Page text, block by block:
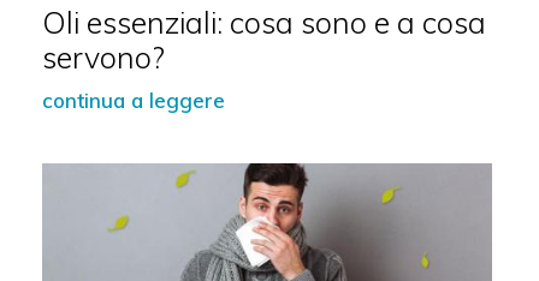
Oli essenziali: cosa sono e a cosa
servono?
continua a leggere